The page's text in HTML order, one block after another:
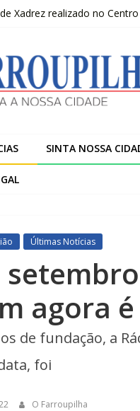
Xadrez realizado no
Moinhos de Vento
do escotismo nacional passa
SINTA NOSSA
Últimas Notícias
agora é
de fundação, a
foi
O Farroupilha